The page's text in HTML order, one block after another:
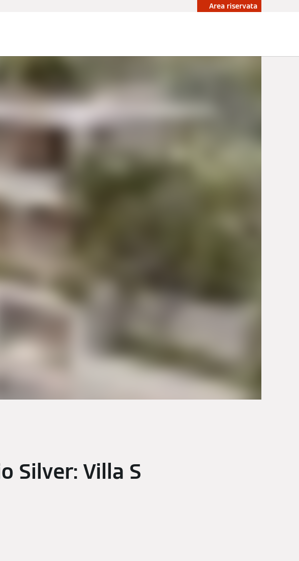
Area riservata
Silver: Villa S